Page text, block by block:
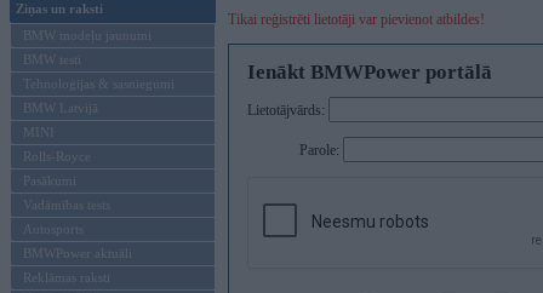
Ziņas un raksti
BMW modeļu jaunumi
BMW testi
Tehnoloģijas & sasniegumi
BMW Latvijā
MINI
Rolls-Royce
Pasākumi
Vadāmības tests
Autosports
BMWPower aktuāli
Reklāmas raksti
Tikai reģistrēti lietotāji var pievienot atbildes!
Ienākt BMWPower portālā
Lietotājvārds:
Parole: